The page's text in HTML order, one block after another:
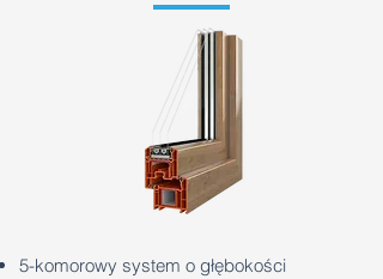
5-komorowy system o głębokości